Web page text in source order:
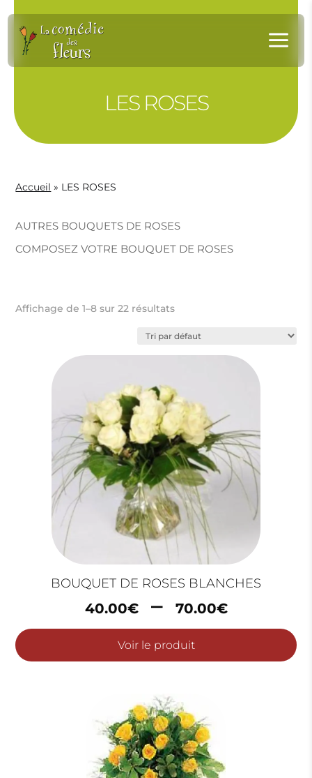
a
LES ROSES
Accueil » LES ROSES
AUTRES BOUQUETS DE ROSES
COMPOSEZ VOTRE BOUQUET DE ROSES
Affichage de 1–8 sur 22 résultats
BOUQUET DE ROSES BLANCHES
40.00€ – 70.00€Plage
de
40.00€
Voir le produit